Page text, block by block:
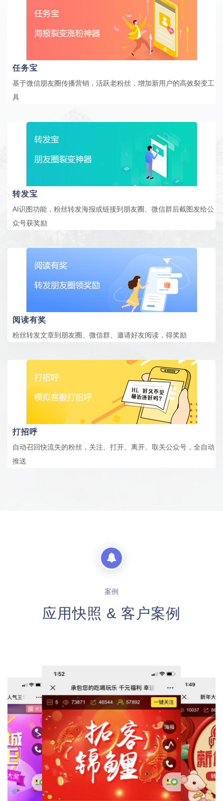
任务宝
基于微信朋友圈传播营销，活跃老粉丝，增加新用户的高效裂变工
具
转发宝
AI识图功能，粉丝转发海报或链接到朋友圈、微信群后截图发给公
众号获奖励
阅读有奖
粉丝转发文章到朋友圈、微信群、邀请好友阅读，得奖励
打招呼
自动召回快流失的粉丝，关注、打开、离开、取关公众号，全自动
推送
案例
应用快照 & 客户案例